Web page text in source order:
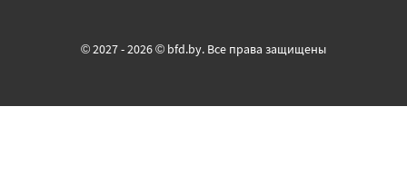
© 2027 - 2026 © bfd.by. Все права защищены